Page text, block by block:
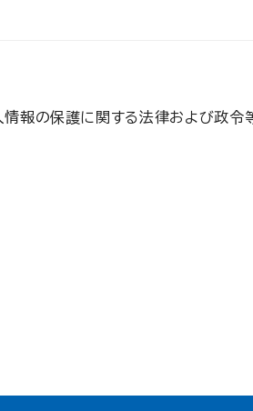
情報の保護に関する法律および政